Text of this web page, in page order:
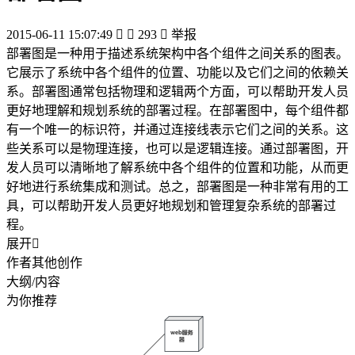
2015-06-11 15:07:49   293  举报
部署图是一种用于描述系统架构中各个组件之间关系的图表。
它展示了系统中各个组件的位置、功能以及它们之间的依赖关
系。部署图通常包括物理和逻辑两个方面，可以帮助开发人员
更好地理解和规划系统的部署过程。在部署图中，每个组件都
有一个唯一的标识符，并通过连接线表示它们之间的关系。这
些关系可以是物理连接，也可以是逻辑连接。通过部署图，开
发人员可以清晰地了解系统中各个组件的位置和功能，从而更
好地进行系统集成和测试。总之，部署图是一种非常有用的工
具，可以帮助开发人员更好地规划和管理复杂系统的部署过
程。
展开
作者其他创作
大纲/内容
为你推荐